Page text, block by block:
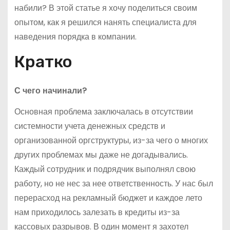
набили? В этой статье я хочу поделиться своим
опытом, как я решился нанять специалиста для
наведения порядка в компании.
Кратко
С чего начинали?
Основная проблема заключалась в отсутствии
системности учета денежных средств и
организованной оргструктуры, из-за чего о многих
других проблемах мы даже не догадывались.
Каждый сотрудник и подрядчик выполнял свою
работу, но не нес за нее ответственность. У нас был
перерасход на рекламный бюджет и каждое лето
нам приходилось залезать в кредиты из-за
кассовых разрывов. В один момент я захотел